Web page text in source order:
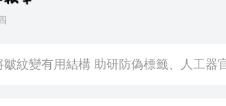
億韓圜 涉不當銷售恒生國指掛鈎產品
公司盈利或面臨下調風險